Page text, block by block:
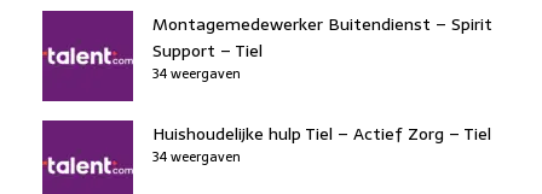
Montagemedewerker Buitendienst – Spirit
Support – Tiel
34 weergaven
Huishoudelijke hulp Tiel – Actief Zorg – Tiel
34 weergaven